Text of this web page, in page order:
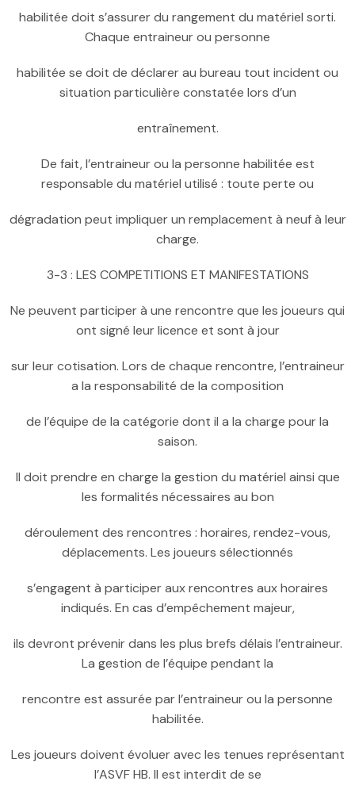
habilitée doit s’assurer du rangement du matériel sorti.
Chaque entraineur ou personne
habilitée se doit de déclarer au bureau tout incident ou
situation particulière constatée lors d’un
entraînement.
De fait, l’entraineur ou la personne habilitée est
responsable du matériel utilisé : toute perte ou
dégradation peut impliquer un remplacement à neuf à leur
charge.
3-3 : LES COMPETITIONS ET MANIFESTATIONS
Ne peuvent participer à une rencontre que les joueurs qui
ont signé leur licence et sont à jour
sur leur cotisation. Lors de chaque rencontre, l’entraineur
a la responsabilité de la composition
de l’équipe de la catégorie dont il a la charge pour la
saison.
Il doit prendre en charge la gestion du matériel ainsi que
les formalités nécessaires au bon
déroulement des rencontres : horaires, rendez-vous,
déplacements. Les joueurs sélectionnés
s’engagent à participer aux rencontres aux horaires
indiqués. En cas d’empêchement majeur,
ils devront prévenir dans les plus brefs délais l’entraineur.
La gestion de l’équipe pendant la
rencontre est assurée par l’entraineur ou la personne
habilitée.
Les joueurs doivent évoluer avec les tenues représentant
l’ASVF HB. Il est interdit de se